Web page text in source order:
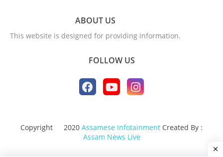
ABOUT US
This website is designed for providing information.
FOLLOW US
Copyright 2020 Assamese Infotainment Created By :
Assam News Live